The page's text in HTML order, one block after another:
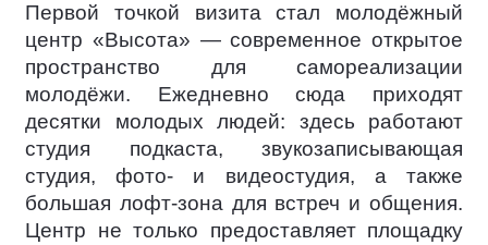
Первой точкой визита стал молодёжный
центр «Высота» — современное открытое
пространство для самореализации
молодёжи. Ежедневно сюда приходят
десятки молодых людей: здесь работают
студия подкаста, звукозаписывающая
студия, фото- и видеостудия, а также
большая лофт-зона для встреч и общения.
Центр не только предоставляет площадку